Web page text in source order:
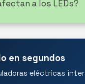
a los LEDs?
en segundos
eléctricas